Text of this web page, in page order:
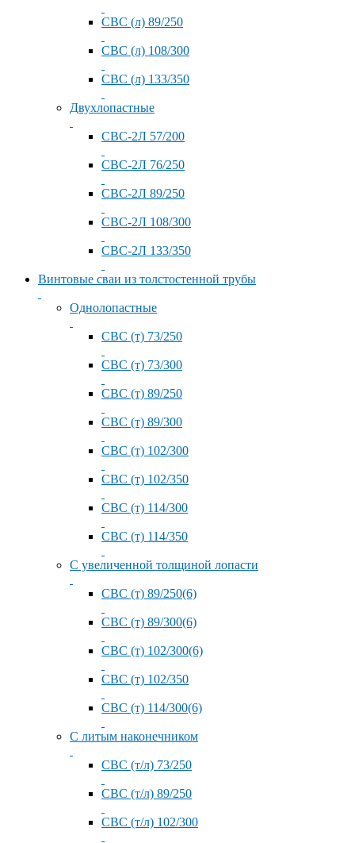
СВС (л) 89/250
СВС (л) 108/300
СВС (л) 133/350
Двухлопастные
СВС-2Л 57/200
СВС-2Л 76/250
СВС-2Л 89/250
СВС-2Л 108/300
СВС-2Л 133/350
Винтовые сваи из толстостенной трубы
Однолопастные
СВС (т) 73/250
СВС (т) 73/300
СВС (т) 89/250
СВС (т) 89/300
СВС (т) 102/300
СВС (т) 102/350
СВС (т) 114/300
СВС (т) 114/350
С увеличенной толщиной лопасти
СВС (т) 89/250(6)
СВС (т) 89/300(6)
СВС (т) 102/300(6)
СВС (т) 102/350
СВС (т) 114/300(6)
С литым наконечником
СВС (т/л) 73/250
СВС (т/л) 89/250
СВС (т/л) 102/300